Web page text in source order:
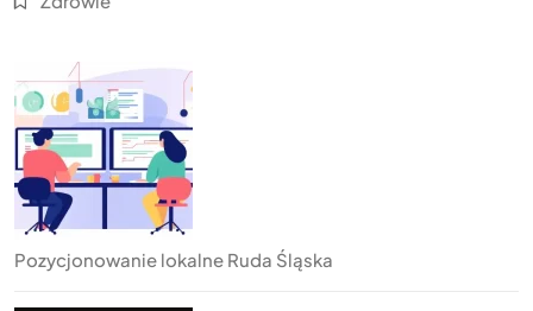
Pozycjonowanie lokalne Ruda Śląska